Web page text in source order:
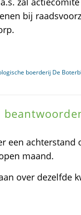
bij
boerderij De
een
maand.
over dezelfde